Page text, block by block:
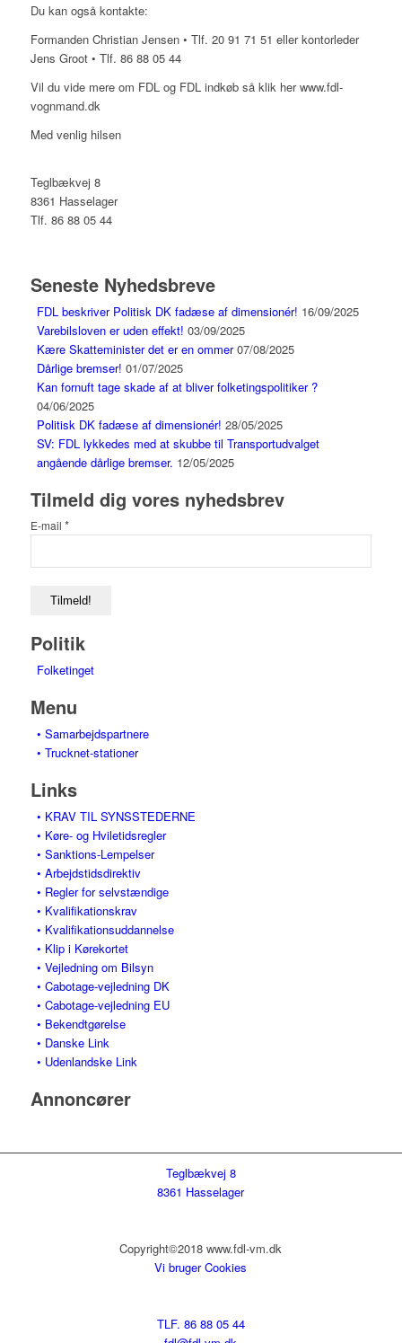
Du kan også kontakte:
Formanden Christian Jensen • Tlf. 20 91 71 51 eller kontorleder
Jens Groot • Tlf. 86 88 05 44
Vil du vide mere om FDL og FDL indkøb så klik her www.fdl-
vognmand.dk
Med venlig hilsen
Teglbækvej 8
8361 Hasselager
Tlf. 86 88 05 44
Seneste Nyhedsbreve
FDL beskriver Politisk DK fadæse af dimensionér! 16/09/2025
Varebilsloven er uden effekt! 03/09/2025
Kære Skatteminister det er en ommer 07/08/2025
Dårlige bremser! 01/07/2025
Kan fornuft tage skade af at bliver folketingspolitiker ?
04/06/2025
Politisk DK fadæse af dimensionér! 28/05/2025
SV: FDL lykkedes med at skubbe til Transportudvalget
angående dårlige bremser. 12/05/2025
Tilmeld dig vores nyhedsbrev
E-mail *
Politik
Folketinget
Menu
• Samarbejdspartnere
• Trucknet-stationer
Links
• KRAV TIL SYNSSTEDERNE
• Køre- og Hviletidsregler
• Sanktions-Lempelser
• Arbejdstidsdirektiv
• Regler for selvstændige
• Kvalifikationskrav
• Kvalifikationsuddannelse
• Klip i Kørekortet
• Vejledning om Bilsyn
• Cabotage-vejledning DK
• Cabotage-vejledning EU
• Bekendtgørelse
• Danske Link
• Udenlandske Link
Annoncører
Teglbækvej 8
8361 Hasselager
Copyright©2018 www.fdl-vm.dk
Vi bruger Cookies
TLF. 86 88 05 44